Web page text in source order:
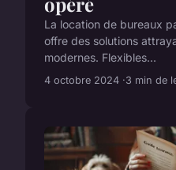
La location de bureaux
offre des solutions
modernes. Flexibles...
4 octobre 2024 3 min de